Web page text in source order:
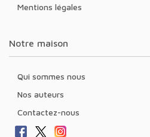
Mentions légales
Notre maison
Qui sommes nous
Nos auteurs
Contactez-nous